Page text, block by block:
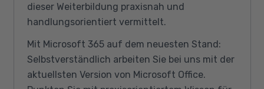
dieser Weiterbildung praxisnah und
handlungsorientiert vermittelt.
Mit Microsoft 365 auf dem neuesten Stand:
Selbstverständlich arbeiten Sie bei uns mit der
aktuellsten Version von Microsoft Office.